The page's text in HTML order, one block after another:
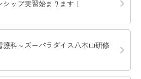
シップ実習始まります！
護科～ズーパラダイス八木山研修